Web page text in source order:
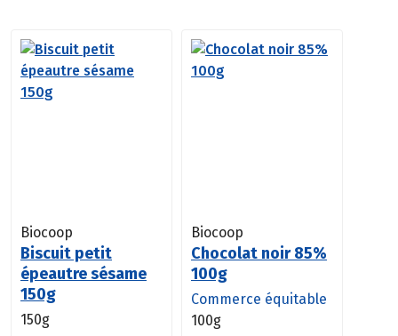
Biocoop
Biscuit petit
épeautre sésame
150g
150g
Biocoop
Chocolat noir 85%
100g
Commerce équitable
100g